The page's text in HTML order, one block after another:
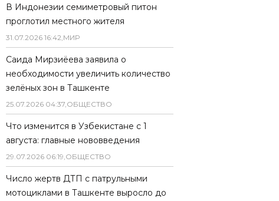
В Индонезии семиметровый питон
проглотил местного жителя
31.07.2026 16:42,МИР
Саида Мирзиёева заявила о
необходимости увеличить количество
зелёных зон в Ташкенте
25.07.2026 04:37,ОБЩЕСТВО
Что изменится в Узбекистане с 1
августа: главные нововведения
29.07.2026 06:19,ОБЩЕСТВО
Число жертв ДТП с патрульными
мотоциклами в Ташкенте выросло до